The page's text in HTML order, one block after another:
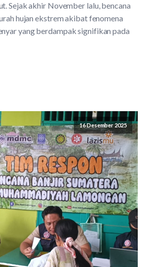
Sejak akhir November lalu, bencana
hujan ekstrem akibat fenomena
yang berdampak signifikan pada
16 Desember 2025